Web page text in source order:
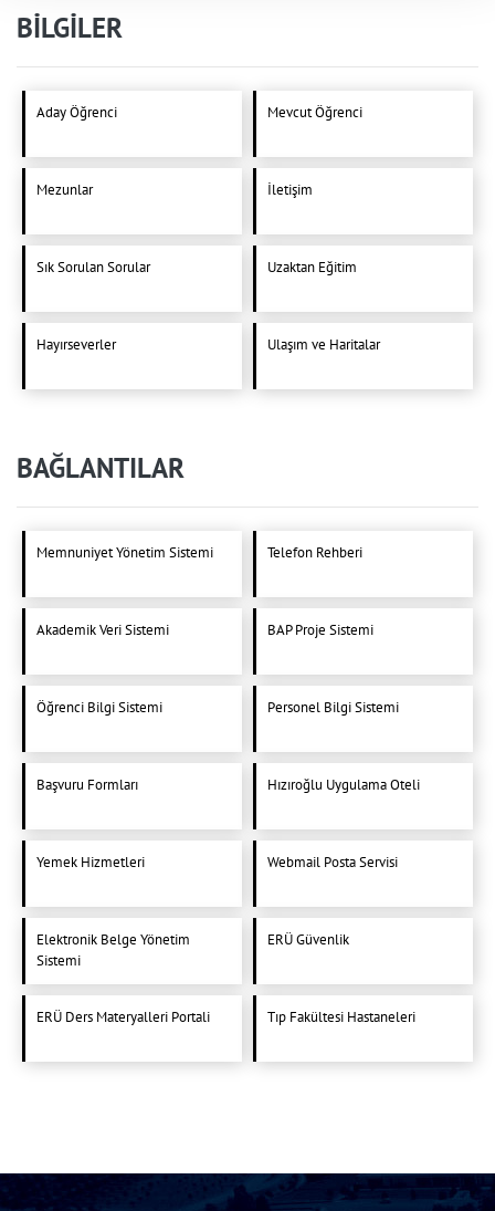
BİLGİLER
Aday Öğrenci Mevcut Öğrenci
Mezunlar İletişim
Sık Sorulan Sorular Uzaktan Eğitim
Hayırseverler Ulaşım ve Haritalar
BAĞLANTILAR
Memnuniyet Yönetim Sistemi Telefon Rehberi
Akademik Veri Sistemi BAP Proje Sistemi
Öğrenci Bilgi Sistemi Personel Bilgi Sistemi
Başvuru Formları Hızıroğlu Uygulama Oteli
Yemek Hizmetleri Webmail Posta Servisi
Elektronik Belge Yönetim
Sistemi
ERÜ Güvenlik
ERÜ Ders Materyalleri Portali Tıp Fakültesi Hastaneleri